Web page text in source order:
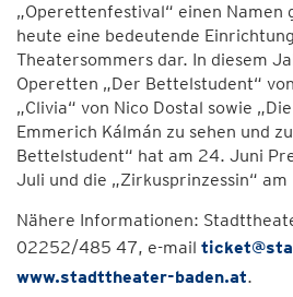
„Operettenfestival“ einen Namen
heute eine bedeutende
Theatersommers dar. In diesem
Operetten „Der Bettelstudent“
„Clivia“ von Nico Dostal sowie
Emmerich Kálmán zu sehen und
Bettelstudent“ hat am 24. Juni
Juli und die „Zirkusprinzessin“ am
Nähere Informationen:
02252/485 47, e-mail
www.stadttheater-baden.at.